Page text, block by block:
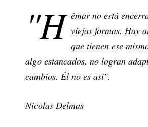
"H émar no está
viejas formas. Hay
que tienen ese
algo estancados, no logran
cambios. Él no es así".
Nicolas Delmas